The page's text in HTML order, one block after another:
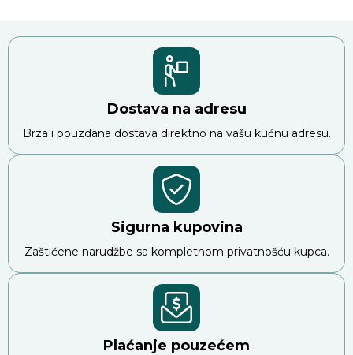
Dostava na adresu
Brza i pouzdana dostava direktno na vašu kućnu adresu.
Sigurna kupovina
Zaštićene narudžbe sa kompletnom privatnošću kupca.
Plaćanje pouzećem